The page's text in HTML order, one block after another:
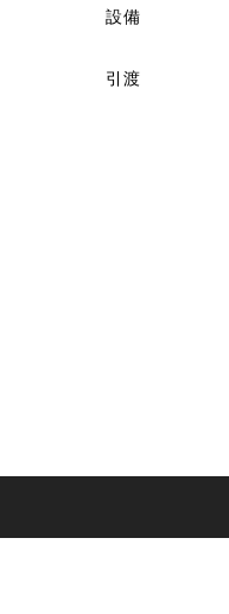
設備
引渡